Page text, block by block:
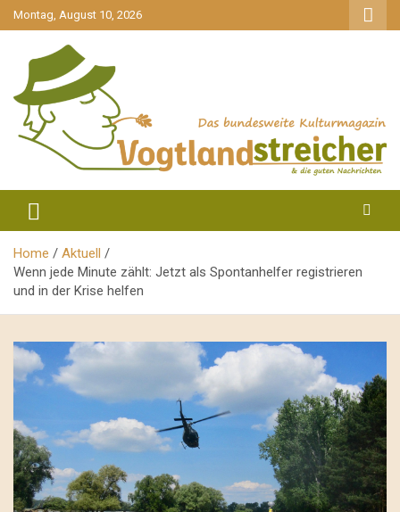
gehe
zum
Montag, August 10, 2026
Vogtlandstreicher
Home
Aktuell
Wenn jede Minute zählt: Jetzt als Spontanhelfer registrieren
und in der Krise helfen